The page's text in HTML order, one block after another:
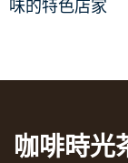
味的特色店家
咖啡時光